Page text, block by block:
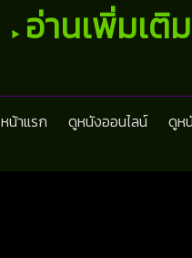
อ่านเพิ่มเติ
หน้าแรก ดูหนังออนไลน์ ดูห